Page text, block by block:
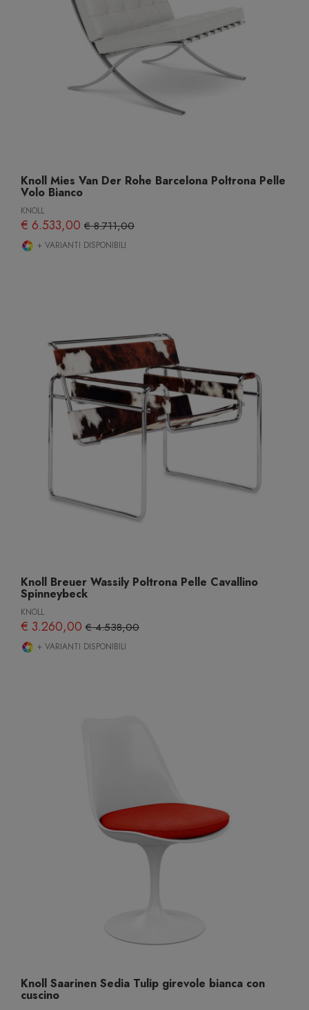
Knoll Mies Van Der Rohe Barcelona Poltrona Pelle
Volo Bianco
KNOLL
€ 6.533,00 € 8.711,00
+ VARIANTI DISPONIBILI
Knoll Breuer Wassily Poltrona Pelle Cavallino
Spinneybeck
KNOLL
€ 3.260,00 € 4.538,00
+ VARIANTI DISPONIBILI
Knoll Saarinen Sedia Tulip girevole bianca con
cuscino